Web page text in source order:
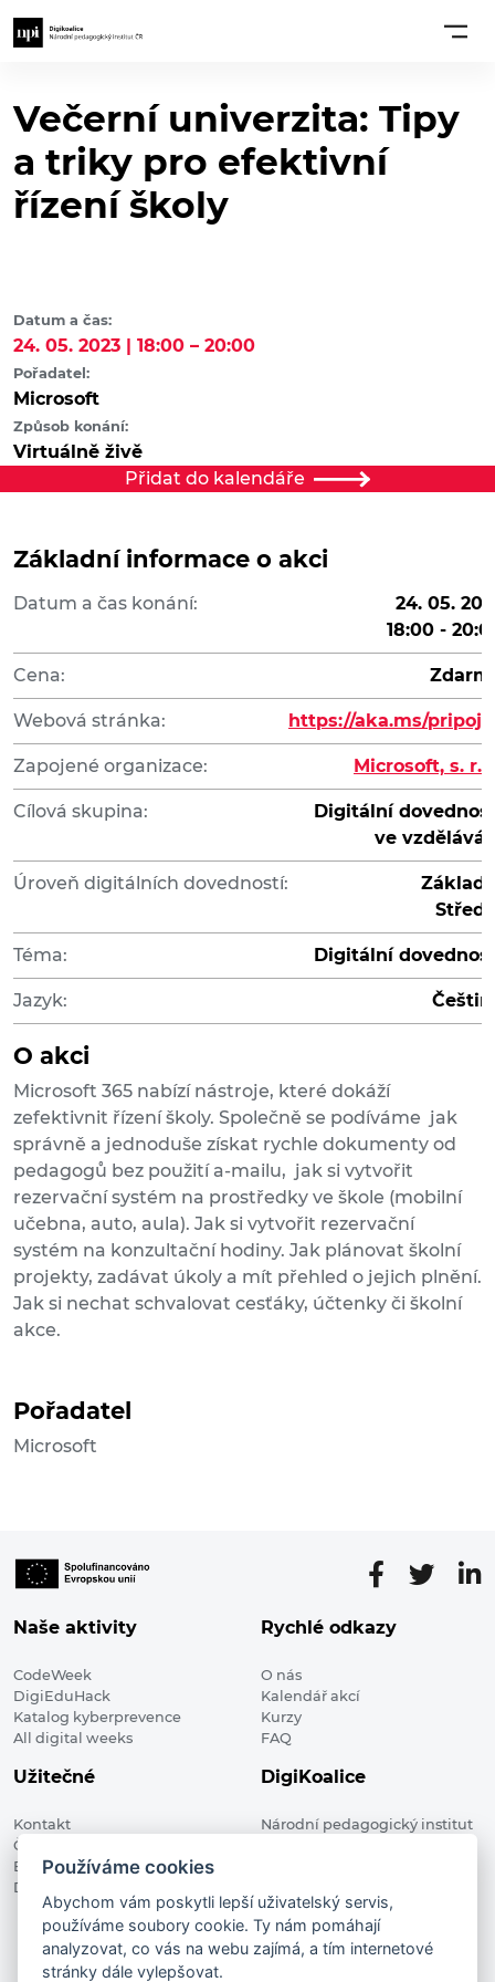
Večerní univerzita: Tipy
a triky pro efektivní
řízení školy
Datum a čas:
24. 05. 2023 | 18:00 – 20:00
Pořadatel:
Microsoft
Způsob konání:
Virtuálně živě
Přidat do kalendáře
Základní informace o akci
Datum a čas konání:
24. 05.
18:00 -
Cena:
Webová stránka: https://aka.ms/
Zapojené organizace: Microsoft, s. r.
Cílová skupina:
Digitální
ve
Úroveň digitálních dovedností:
Téma: Digitální
Jazyk:
O akci
Microsoft 365 nabízí nástroje, které dokáží
zefektivnit řízení školy. Společně se podíváme jak
správně a jednoduše získat rychle dokumenty od
pedagogů bez použití a-mailu, jak si vytvořit
rezervační systém na prostředky ve škole (mobilní
učebna, auto, aula). Jak si vytvořit rezervační
systém na konzultační hodiny. Jak plánovat školní
projekty, zadávat úkoly a mít přehled o jejich plnění.
Jak si nechat schvalovat cesťáky, účtenky či školní
akce.
Pořadatel
Microsoft
Naše aktivity
CodeWeek
DigiEduHack
Katalog kyberprevence
All digital weeks
Rychlé odkazy
O nás
Kalendář akcí
Kurzy
FAQ
Užitečné
Kontakt
Členské organizace
Blog
Digitalizace ve vzdělávání
DigiKoalice
Národní pedagogický institut
DigiKoalice 2021. All rights reserved
Vstup do administrace
Používáme cookies
Abychom vám poskytli lepší uživatelský servis,
používáme soubory cookie. Ty nám pomáhají
analyzovat, co vás na webu zajímá, a tím internetové
stránky dále vylepšovat.